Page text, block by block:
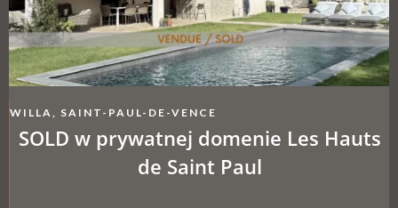
WILLA, SAINT-PAUL-DE-VENCE
SOLD w prywatnej domenie Les Hauts
de Saint Paul